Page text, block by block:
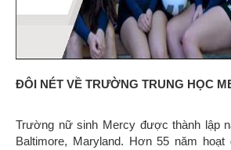
ĐÔI NÉT VỀ TRƯỜNG TRUNG HỌC
Trường nữ sinh Mercy được thành lập
Baltimore, Maryland. Hơn 55 năm